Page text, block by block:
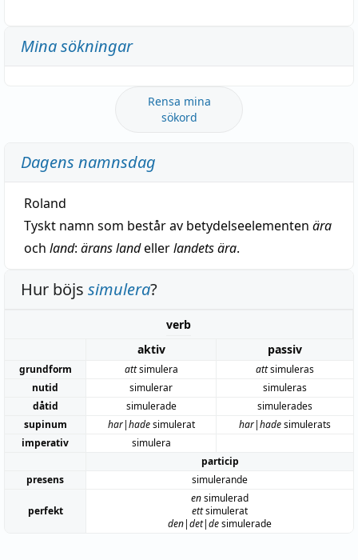
Mina sökningar
Rensa mina
sökord
Dagens namnsdag
Roland
Tyskt namn som består av betydelseelementen ära
och land: ärans landellerlandets ära.
Hur böjs simulera?
verb
aktiv
passiv
grundform attsimulera attsimuleras
nutid
simulerar
simuleras
dåtid
simulerade
simulerades
supinum
har|hadesimulerat har|hadesimulerats
imperativ
simulera
particip
presens
simulerande
perfekt
ensimulerad
ettsimulerat
den|det|desimulerade